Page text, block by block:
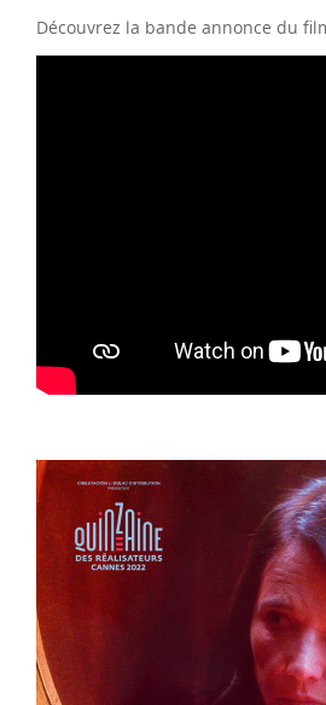
Découvrez la bande annonce du